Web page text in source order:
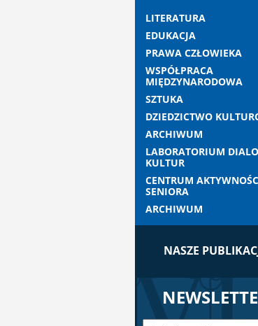
LITERATURA
EDUKACJA
PRAWA CZŁOWIEKA
WSPÓŁPRACA
MIĘDZYNARODOWA
SZTUKA
DZIEDZICTWO
ARCHIWUM
LABORATORIUM
KULTUR
CENTRUM
SENIORA
ARCHIWUM
NASZE